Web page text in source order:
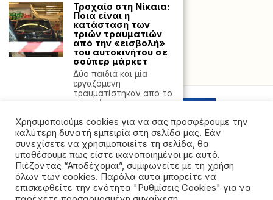
by Hostville”)
©2026 - All rights reserved. Απαγορεύεται ρητά η
αναδημοσίευση χωρίς προηγούμενη έγγραφη άδεια
Χρησιμοποιούμε cookies για να σας προσφέρουμε την
καλύτερη δυνατή εμπειρία στη σελίδα μας. Εάν
συνεχίσετε να χρησιμοποιείτε τη σελίδα, θα
υποθέσουμε πως είστε ικανοποιημένοι με αυτό.
Πιέζοντας “Αποδέχομαι”, συμφωνείτε με τη χρήση
όλων των cookies. Παρόλα αυτα μπορείτε να
επισκεφθείτε την ενότητα "Ρυθμίσεις Cookies" για να
Τροχαίο στη Νίκαια:
Ποια είναι η
κατάσταση των
τριών τραυματιών
από την «εισβολή»
του αυτοκινήτου σε
σούπερ μάρκετ
Δύο παιδιά και μία
εργαζόμενη
τραυματίστηκαν από το
τροχαίο στη
Θεσσαλονίκη:
Εμφανίστηκε στα
Δικαστήρια ο
δεύτερος φίλος του
Κλεομένη που ήταν
παρών στη
δολοφονία του
Ενώπιον των